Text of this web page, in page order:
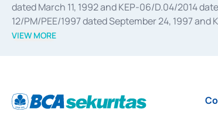
dated March 11, 1992 and KEP-06/D.04/2014
12/PM/PEE/1997 dated September 24, 1997
divestments, and joint ventures based on the
Settlement of Commercial Paper Transactions
VIEW MORE